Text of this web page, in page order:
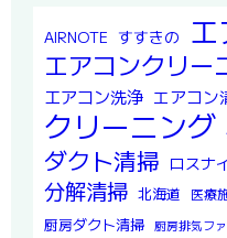
AIRNOTE すすきの
エアコンクリー
エアコン洗浄 エアコン
クリーニング
ダクト清掃 ロスナ
分解清掃 北海道 医療
厨房ダクト清掃 厨房排気フ